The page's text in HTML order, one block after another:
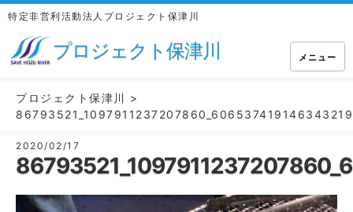
特定非営利活動法人プロジェクト保津川
プロジェクト保津川 メニュー
プロジェクト保津川 >
2020/02/17